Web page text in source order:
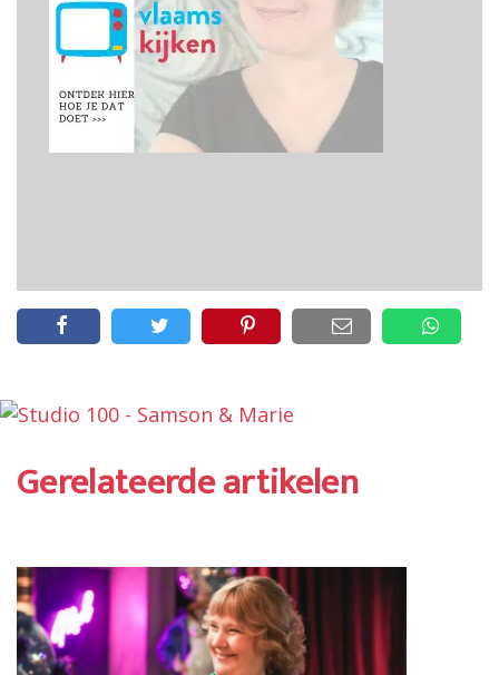
Gerelateerde artikelen